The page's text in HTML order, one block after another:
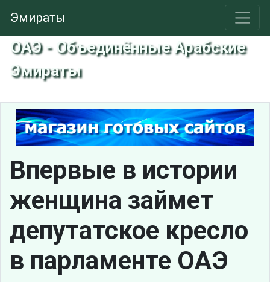
Эмираты
ОАЭ - Объединённые Арабские
Эмираты
Впервые в истории
женщина займет
депутатское кресло
в парламенте ОАЭ